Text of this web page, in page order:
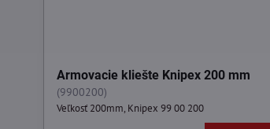
Armovacie kliešte Knipex 200 mm
(9900200)
Veľkosť 200mm, Knipex 99 00 200